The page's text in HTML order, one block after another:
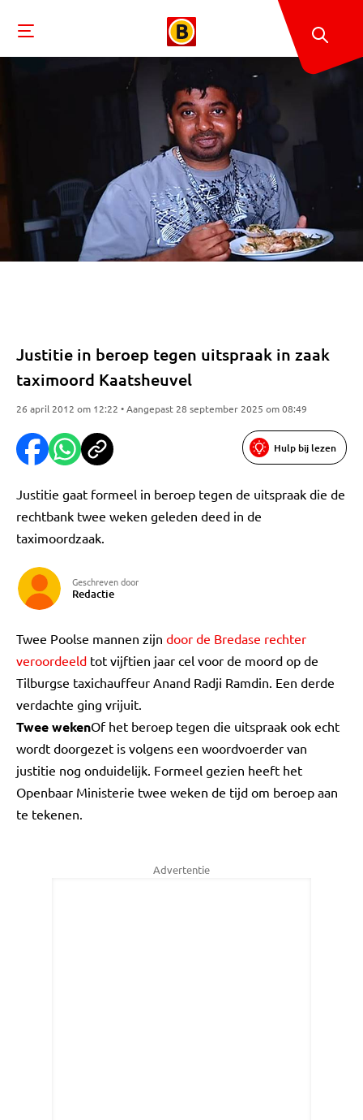
Justitie in beroep tegen uitspraak in zaak
taximoord Kaatsheuvel
26 april 2012 om 12:22 • Aangepast 28 september 2025 om 08:49
Hulp bij lezen
Justitie gaat formeel in beroep tegen de uitspraak die de
rechtbank twee weken geleden deed in de
taximoordzaak.
Geschreven door
Redactie
Twee Poolse mannen zijn door de Bredase rechter
veroordeeld tot vijftien jaar cel voor de moord op de
Tilburgse taxichauffeur Anand Radji Ramdin. Een derde
verdachte ging vrijuit.
Twee wekenOf het beroep tegen die uitspraak ook echt
wordt doorgezet is volgens een woordvoerder van
justitie nog onduidelijk. Formeel gezien heeft het
Openbaar Ministerie twee weken de tijd om beroep aan
te tekenen.
Advertentie